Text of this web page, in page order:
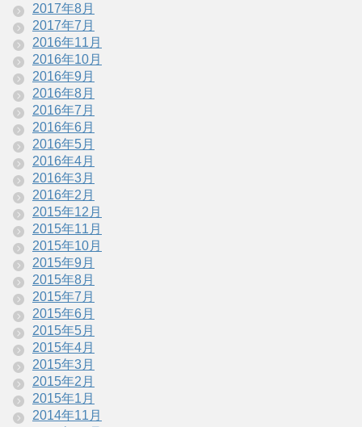
2017年8月
2017年7月
2016年11月
2016年10月
2016年9月
2016年8月
2016年7月
2016年6月
2016年5月
2016年4月
2016年3月
2016年2月
2015年12月
2015年11月
2015年10月
2015年9月
2015年8月
2015年7月
2015年6月
2015年5月
2015年4月
2015年3月
2015年2月
2015年1月
2014年11月